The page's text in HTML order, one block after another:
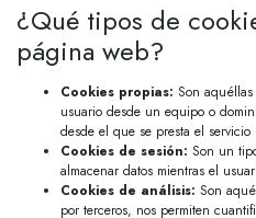
¿Qué tipos de
página web?
Cookies propias: Son
usuario desde un equipo o
desde el que se presta el
Cookies de sesión: Son un
almacenar datos mientras el
Cookies de análisis: Son
por terceros, nos permiten